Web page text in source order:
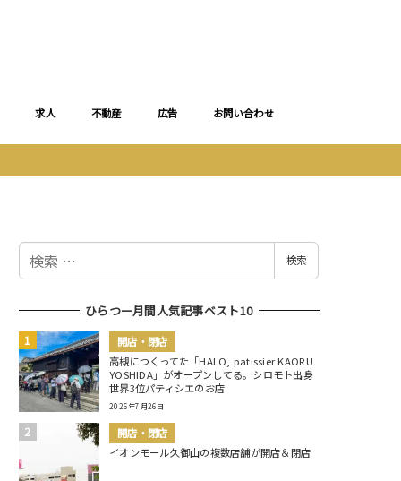
求人 不動産 広告 お問い合わせ
検
検索
ひらつー月間人気記事ベスト10
開店・閉店
高槻につくってた「HALO, patissier KAORU
YOSHIDA」がオープンしてる。シロモト出身
世界3位パティシエのお店
2026年7月26日
開店・閉店
イオンモール久御山の複数店舗が開店＆閉店